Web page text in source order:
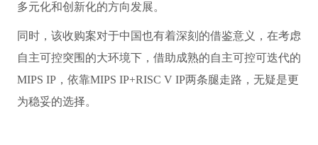
多元化和创新化的方向发展。
同时，该收购案对于中国也有着深刻的借鉴意义，在考虑
自主可控突围的大环境下，借助成熟的自主可控可迭代的
MIPS IP，依靠MIPS IP+RISC V IP两条腿走路，无疑是更
为稳妥的选择。